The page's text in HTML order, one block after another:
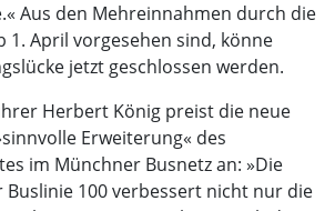
Aus den Mehreinnahmen durch die
1. April vorgesehen sind, könne
jetzt geschlossen werden.
Herbert König preist die neue
Erweiterung« des
im Münchner Busnetz an: »Die
100 verbessert nicht nur die